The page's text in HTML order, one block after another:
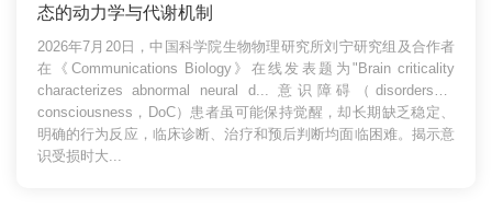
态的动力学与代谢机制
2026年7月20日，中国科学院生物物理研究所刘宁研究组及合作者
在《Communications Biology》在线发表题为"Brain criticality
characterizes abnormal neural d...
意识障碍（disorders of
consciousness，DoC）患者虽可能保持觉醒，却长期缺乏稳定、
明确的行为反应，临床诊断、治疗和预后判断均面临困难。揭示意
识受损时大...